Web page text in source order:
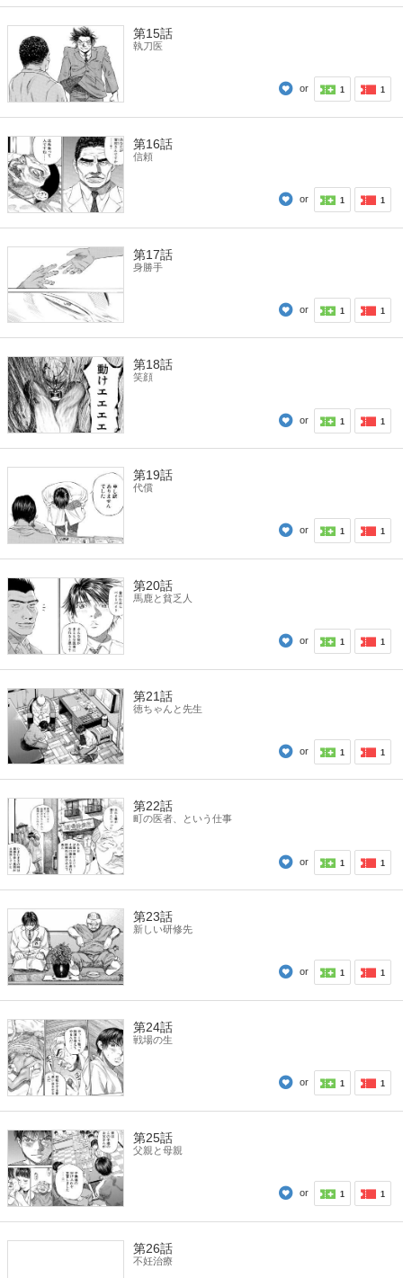
第15話
執刀医
or 1 1
第16話
信頼
or 1 1
第17話
身勝手
or 1 1
第18話
笑顔
or 1 1
第19話
代償
or 1 1
第20話
馬鹿と貧乏人
or 1 1
第21話
徳ちゃんと先生
or 1 1
第22話
町の医者、という仕事
or 1 1
第23話
新しい研修先
or 1 1
第24話
戦場の生
or 1 1
第25話
父親と母親
or 1 1
第26話
不妊治療